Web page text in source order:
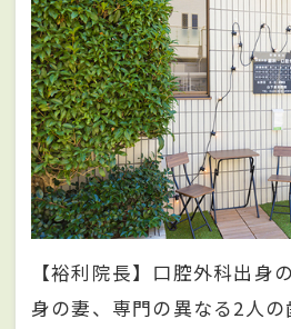
【裕利院長】口腔外科出身
身の妻、専門の異なる2人